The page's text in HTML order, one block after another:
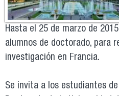
Hasta el 25 de marzo de
alumnos de doctorado, para
investigación en Francia.
Se invita a los estudiantes